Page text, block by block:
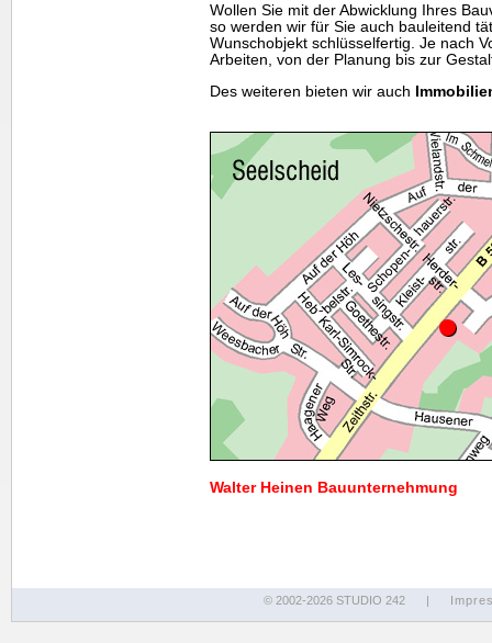
Wollen Sie mit der Abwicklung Ihres
so werden wir für Sie auch bauleitend
Wunschobjekt schlüsselfertig. Je nach
Arbeiten, von der Planung bis zur
Des weiteren bieten wir auch
Walter Heinen Bauunternehmung
© 2002-2026 STUDIO 242 |